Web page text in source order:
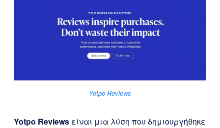
Yotpo Reviews
Yotpo Reviews είναι μια λύση που δημιουργήθηκε